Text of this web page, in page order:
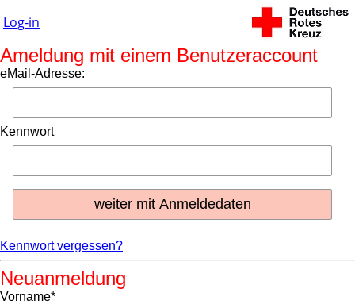
Log-in
Ameldung mit einem Benutzeraccount
eMail-Adresse:
Kennwort
Kennwort vergessen?
Neuanmeldung
Vorname*